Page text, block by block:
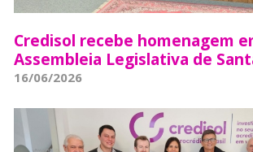
Credisol recebe homenagem
Assembleia Legislativa de
16/06/2026